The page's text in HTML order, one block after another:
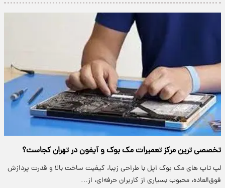
تخصصی ترین مرکز تعمیرات مک بوک و آیفون در تهران کجاست؟
لپ تاپ های مک بوک اپل با طراحی زیبا، کیفیت ساخت بالا و قدرت پردازش
فوق‌العاده، محبوب بسیاری از کاربران حرفه‌ای، از…